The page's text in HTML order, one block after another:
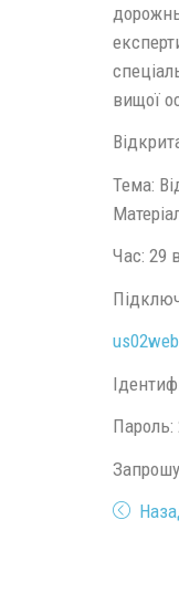
вищої
Тема:
Час: 29
Пароль: